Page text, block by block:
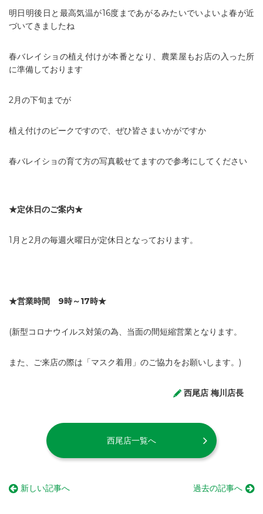
明日明後日と最高気温が16度まであがるみたいでいよいよ春が近
づいてきましたね
春バレイショの植え付けが本番となり、農業屋もお店の入った所
に準備しております
2月の下旬までが
植え付けのピークですので、ぜひ皆さまいかがですか
春バレイショの育て方の写真載せてますので参考にしてください
★定休日のご案内★
1月と2月の毎週火曜日が定休日となっております。
★営業時間 9時～17時★
(新型コロナウイルス対策の為、当面の間短縮営業となります。
また、ご来店の際は「マスク着用」のご協力をお願いします。)
西尾店 梅川店長
西尾店一覧へ
新しい記事へ 過去の記事へ